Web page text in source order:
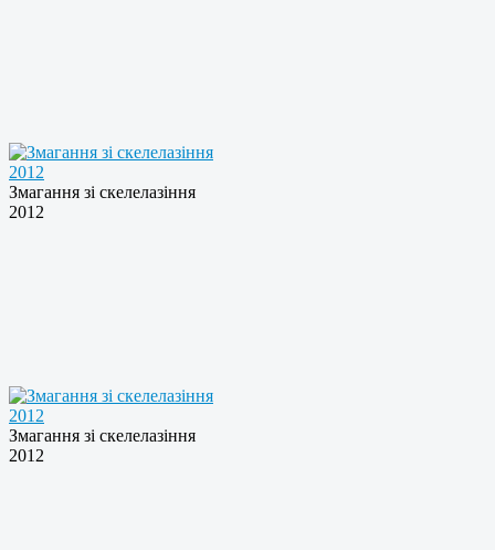
Змагання зі скелелазiння
2012
Змагання зі скелелазiння
2012